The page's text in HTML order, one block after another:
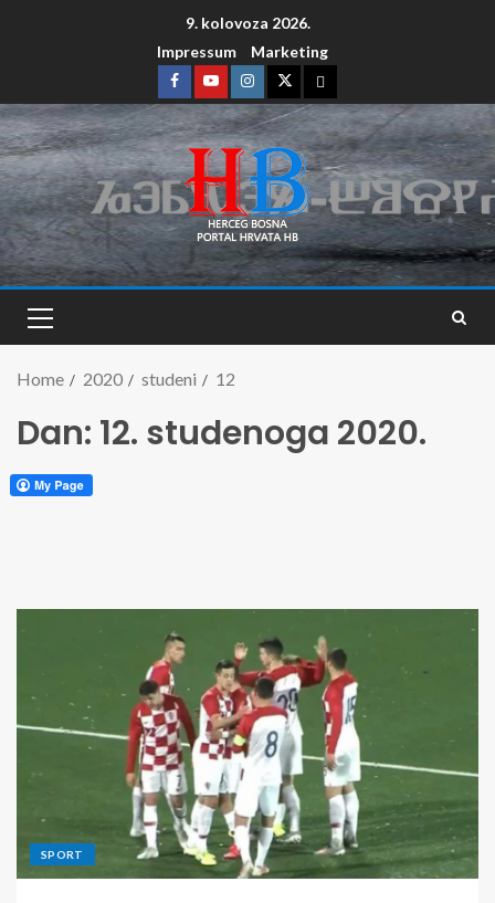
9. kolovoza 2026.
Impressum
Marketing
Home 2020 studeni 12
Dan: 12. studenoga 2020.
SPORT